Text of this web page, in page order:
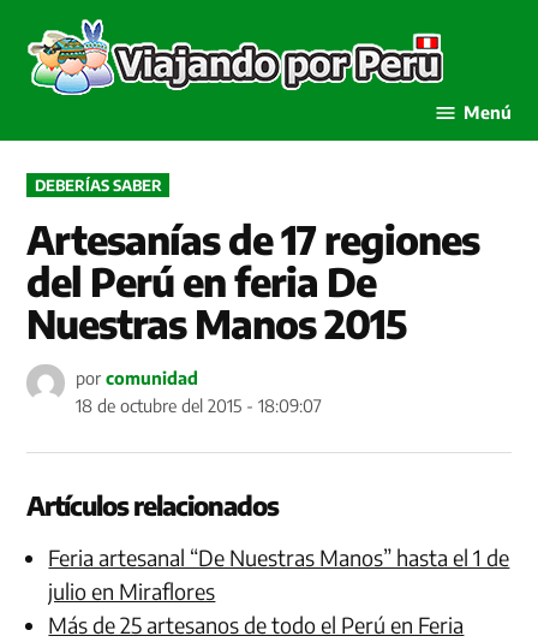
contenido
por
Menú
PUBLICADO
EN
DEBERÍAS SABER
Artesanías de 17 regiones
del Perú en feria De
Nuestras Manos 2015
por comunidad
18 de octubre del 2015 - 18:09:07
Artículos relacionados
Feria artesanal “De Nuestras Manos” hasta el 1 de
julio en Miraflores
Más de 25 artesanos de todo el Perú en Feria